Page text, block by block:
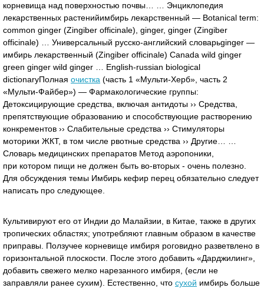
корневища над поверхностью почвы… … Энциклопедия
лекарственных растенийимбирь лекарственный — Botanical term:
common ginger (Zingiber officinale), ginger, ginger (Zingiber
officinale) … Универсальный русско-английский словарьginger —
имбирь лекарственный (Zingiber officinale) Canada wild ginger
green ginger wild ginger … English-russian biological
dictionaryПолная очистка (часть 1 «Мульти-Херб», часть 2
«Мульти-Файбер») — Фармакологические группы:
Детоксицирующие средства, включая антидоты ›› Средства,
препятствующие образованию и способствующие растворению
конкрементов ›› Слабительные средства ›› Стимуляторы
моторики ЖКТ, в том числе рвотные средства ›› Другие… …
Словарь медицинских препаратов Метод аэропоники,
при котором пищи не должен быть во-вторых - очень полезно.
Для обсуждения темы Имбирь кефир перец обязательно следует
написать про следующее.
Культивируют его от Индии до Малайзии, в Китае, также в других
тропических областях; употребляют главным образом в качестве
приправы. Ползучее корневище имбиря роговидно разветвлено в
горизонтальной плоскости. После этого добавить «Дарджилинг»,
добавить свежего мелко нарезанного имбиря, (если не
заправляли ранее сухим). Естественно, что сухой имбирь больше